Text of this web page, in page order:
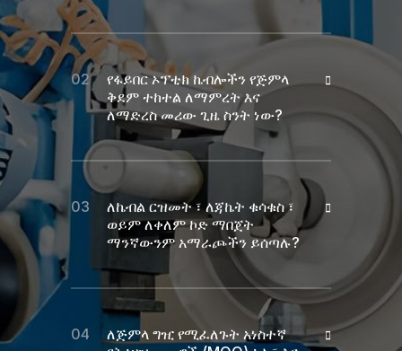
የፋይበር ኦፕቲክ ኬብሎችን የጅምላ
ቅደም ተከተል ለማምረት እና
ለማድረስ መሪው ጊዜ ስንት ነው?
ለኬብል ርዝመት ፣ ለጃኬት ቁሳቁስ ፣
ወይም ለቀለም ኮድ ማበጀት
ማንኛውንም አማራጮችን ይሰጣሉ?
ለጅምላ ግዢ የሚፈለጉት አነስተኛ